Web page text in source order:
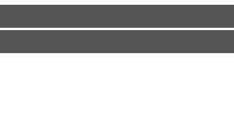
) ukończył/a z czasem 122:15 (12)
) ukończył/a z czasem 133:06 (13)